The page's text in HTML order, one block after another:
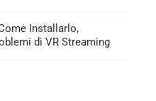
Installarlo,
di VR Streaming